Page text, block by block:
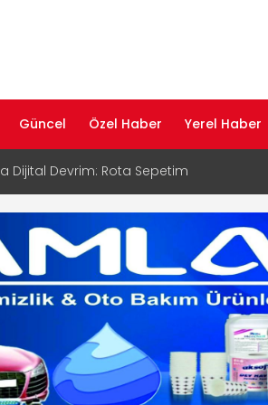
Güncel Özel Haber Yerel Haber
Dijital Devrim: Rota Sepetim
Bölge Müdürü Makam Koltuğunu
Rehberi ile Google ve Yapay Zeka
Öne Çıkın
Rehberi Hizmete Girdi
Yayın Hayatına Başladı | Hızlı ve Akıllı